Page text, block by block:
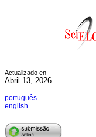
Actualizado en
Abril 13, 2026
português
english